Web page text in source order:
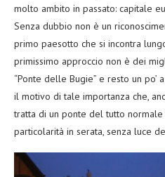
molto ambito in passato: capitale
Senza dubbio non è un
primo paesotto che si incontra
primissimo approccio non è dei
“Ponte delle Bugie” e resto un
il motivo di tale importanza che,
tratta di un ponte del tutto
particolarità in serata, senza luce